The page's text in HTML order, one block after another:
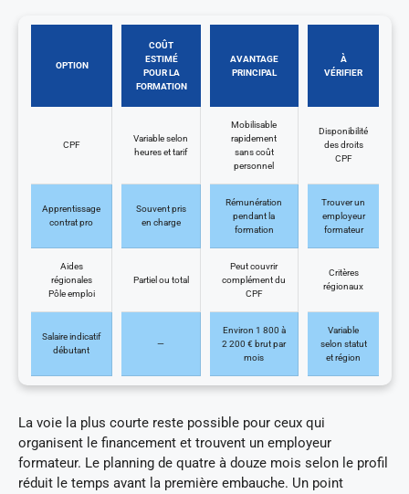
OPTION
COÛT
ESTIMÉ
POUR LA
FORMATION
AVANTAGE
PRINCIPAL
À
VÉRIFIER
CPF
Variable selon
heures et tarif
Mobilisable
rapidement
sans coût
personnel
Disponibilité
des droits
CPF
Apprentissage
contrat pro
Souvent pris
en charge
Rémunération
pendant la
formation
Trouver un
employeur
formateur
Aides
régionales
Pôle emploi
Partiel ou total
Peut couvrir
complément du
CPF
Critères
régionaux
Salaire indicatif
débutant
—
Environ 1 800 à
2 200 € brut par
mois
Variable
selon statut
et région
La voie la plus courte reste possible pour ceux qui
organisent le financement et trouvent un employeur
formateur. Le planning de quatre à douze mois selon le profil
réduit le temps avant la première embauche. Un point